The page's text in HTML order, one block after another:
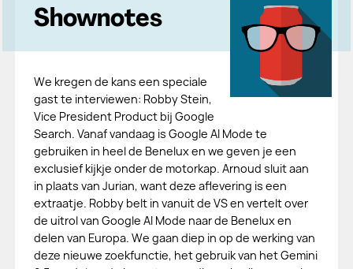
Shownotes
We kregen de kans een speciale
gast te interviewen: Robby Stein,
Vice President Product bij Google
Search. Vanaf vandaag is Google AI Mode te
gebruiken in heel de Benelux en we geven je een
exclusief kijkje onder de motorkap. Arnoud sluit aan
in plaats van Jurian, want deze aflevering is een
extraatje. Robby belt in vanuit de VS en vertelt over
de uitrol van Google AI Mode naar de Benelux en
delen van Europa. We gaan diep in op de werking van
deze nieuwe zoekfunctie, het gebruik van het Gemini